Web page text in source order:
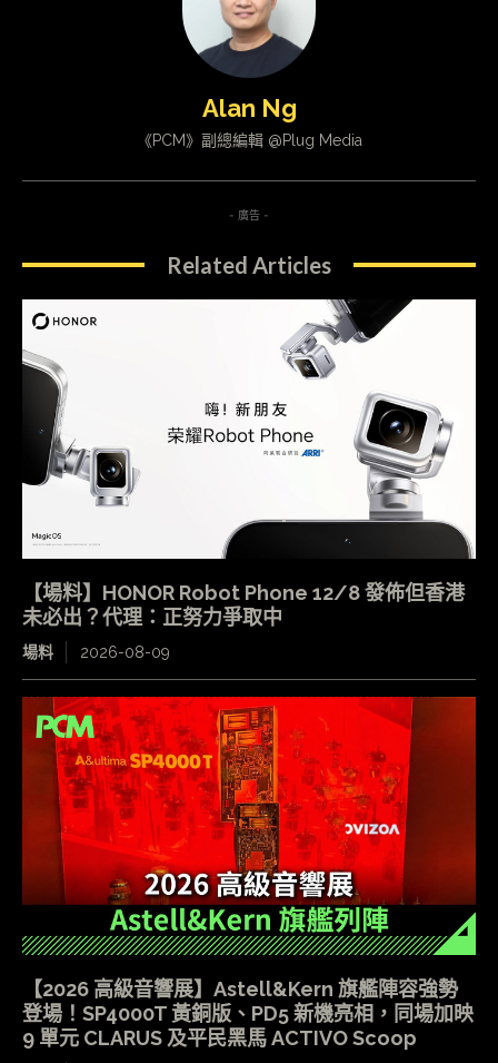
Alan Ng
《PCM》副總編輯 @Plug Media
- 廣告 -
Related Articles
【場料】HONOR Robot Phone 12/8 發佈但香港
未必出？代理：正努力爭取中
場料 2026-08-09
【2026 高級音響展】Astell&Kern 旗艦陣容強勢
登場！SP4000T 黃銅版、PD5 新機亮相，同場加映
9 單元 CLARUS 及平民黑馬 ACTIVO Scoop